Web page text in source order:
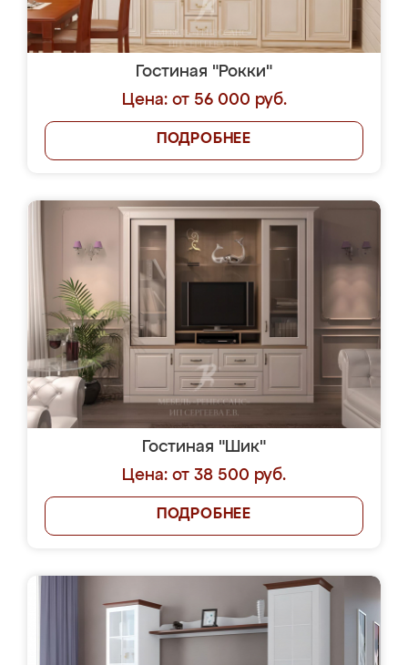
Гостиная "Рокки"
Цена: от 56 000 руб.
ПОДРОБНЕЕ
Гостиная "Шик"
Цена: от 38 500 руб.
ПОДРОБНЕЕ